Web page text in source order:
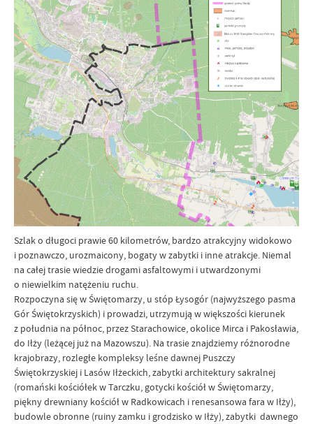
Szlak o długoci prawie 60 kilometrów, bardzo atrakcyjny widokowo
i poznawczo, urozmaicony, bogaty w zabytki i inne atrakcje. Niemal
na całej trasie wiedzie drogami asfaltowymi i utwardzonymi
o niewielkim natężeniu ruchu.
Rozpoczyna się w Świętomarzy, u stóp Łysogór (najwyższego pasma
Gór Świętokrzyskich) i prowadzi, utrzymują w większości kierunek
z południa na północ, przez Starachowice, okolice Mirca i Pakosławia,
do Iłży (leżącej już na Mazowszu). Na trasie znajdziemy różnorodne
krajobrazy, rozległe kompleksy leśne dawnej Puszczy
Świętokrzyskiej i Lasów Iłżeckich, zabytki architektury sakralnej
(romański kościółek w Tarczku, gotycki kościół w Świętomarzy,
piękny drewniany kościół w Radkowicach i renesansowa fara w Iłży),
budowle obronne (ruiny zamku i grodzisko w Iłży), zabytki dawnego